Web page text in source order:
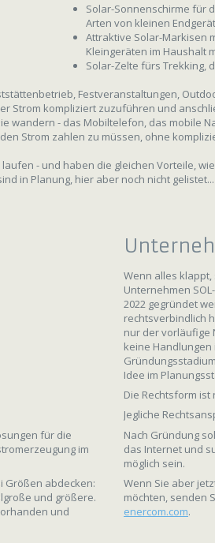
Solar-Sonnenschirme für
Arten von kleinen
Attraktive Solar-Markisen
Kleingeräten im Haushalt
Solar-Zelte fürs Trekking,
Festveranstaltungen,
Strom kompliziert zuzuführen und
wandern - das Mobiltelefon, das mobile
Strom zahlen zu müssen, ohne
laufen - und haben die gleichen Vorteile,
in Planung, hier aber noch nicht gelistet...
für die
im
Größen abdecken:
und größere.
und
Wenn alles
Unternehmen
2022 gegründet
rechtsverbindlich
nur der vorläufige
keine Handlungen
Idee im
Die Rechtsform ist
Jegliche
Nach Gründung
das Internet und
möglich sein.
Wenn Sie aber
möchten, senden
enercom.com.